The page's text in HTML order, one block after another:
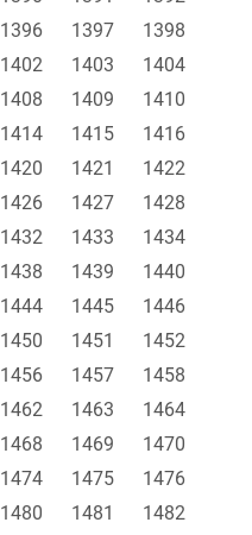
1396 1397
1398
1402 1403
1404
1408 1409
1410
1414 1415
1416
1420 1421
1422
1426 1427
1428
1432 1433
1434
1438 1439
1440
1444 1445
1446
1450 1451
1452
1456 1457
1458
1462 1463
1464
1468 1469
1470
1474 1475
1476
1480 1481
1482